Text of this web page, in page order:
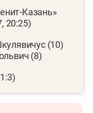
Казань»
20:25)
(10)
(8)